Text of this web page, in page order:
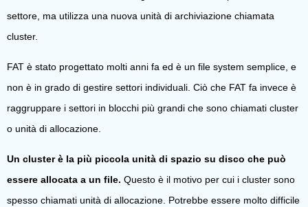
settore, ma utilizza una nuova unità di archiviazione chiamata
cluster.
FAT è stato progettato molti anni fa ed è un file system semplice, e
non è in grado di gestire settori individuali. Ciò che FAT fa invece è
raggruppare i settori in blocchi più grandi che sono chiamati cluster
o unità di allocazione.
Un cluster è la più piccola unità di spazio su disco che può
essere allocata a un file. Questo è il motivo per cui i cluster sono
spesso chiamati unità di allocazione. Potrebbe essere molto difficile